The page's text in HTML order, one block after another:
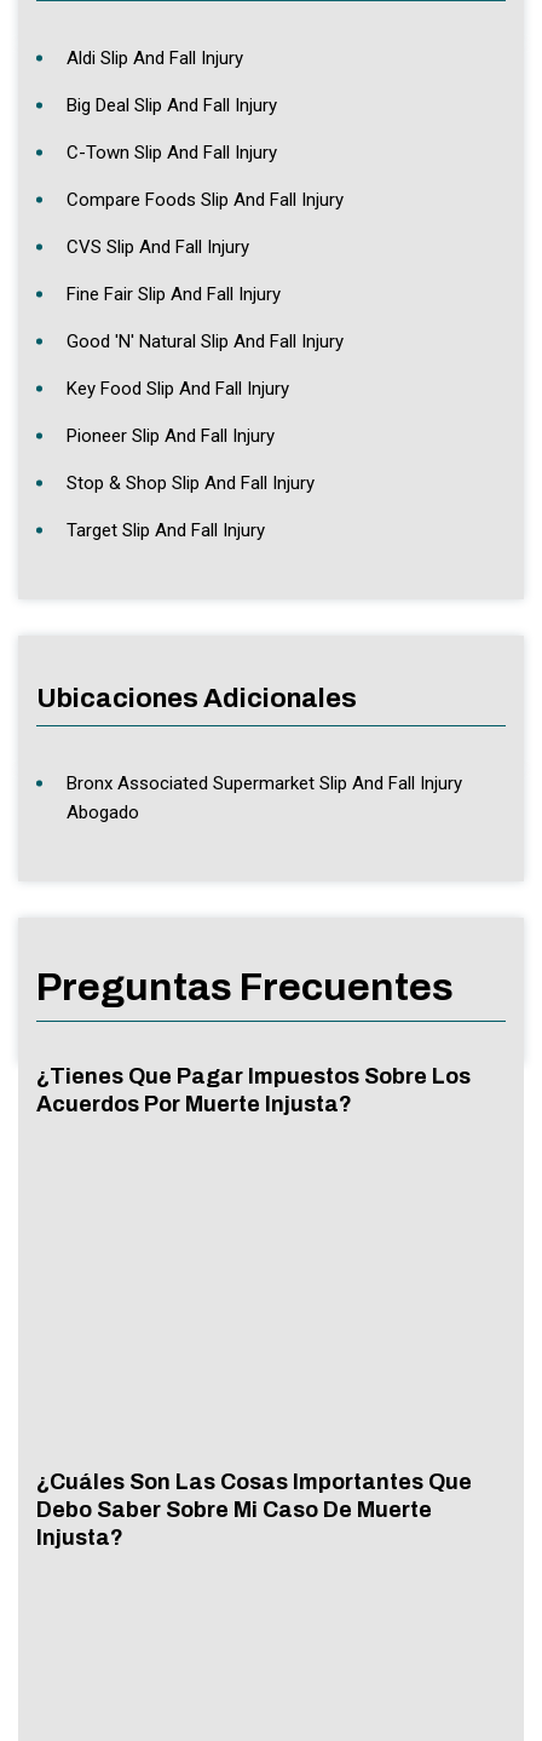
Aldi Slip And Fall Injury
Big Deal Slip And Fall Injury
C-Town Slip And Fall Injury
Compare Foods Slip And Fall Injury
CVS Slip And Fall Injury
Fine Fair Slip And Fall Injury
Good 'N' Natural Slip And Fall Injury
Key Food Slip And Fall Injury
Pioneer Slip And Fall Injury
Stop & Shop Slip And Fall Injury
Target Slip And Fall Injury
Ubicaciones Adicionales
Bronx Associated Supermarket Slip And Fall Injury
Abogado
Preguntas Frecuentes
¿Tienes Que Pagar Impuestos Sobre Los
Acuerdos Por Muerte Injusta?
¿Cuáles Son Las Cosas Importantes Que
Debo Saber Sobre Mi Caso De Muerte
Injusta?